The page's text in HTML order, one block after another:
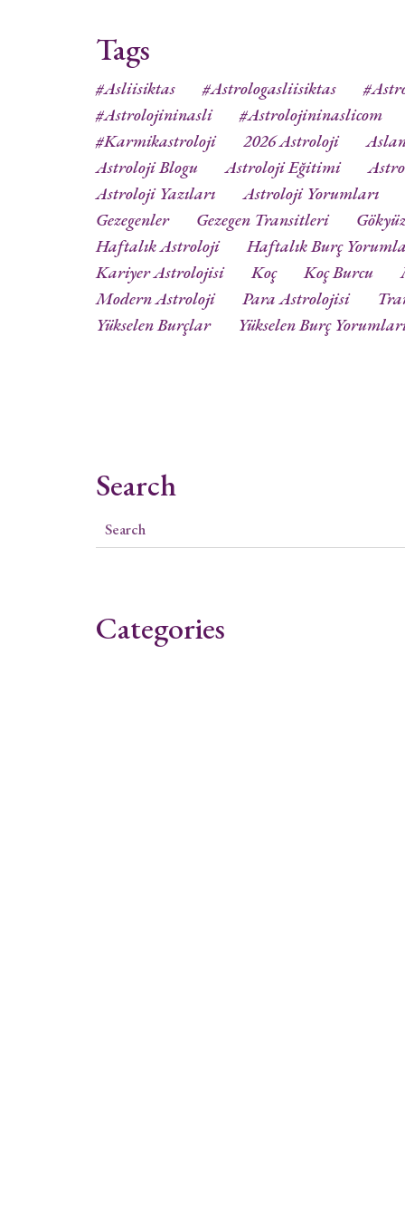
Tags
#asliisiktas #astrologasliisiktas
#astrolojininasli
#astrolojininaslicom
#karmikastroloji
2026 Astroloji
Astroloji Blogu
Astroloji Eğitimi
Astroloji Yazıları
Astroloji Yorumları
Gezegenler
Gezegen Transitleri
Haftalık Astroloji
Haftalık Burç
Kariyer Astrolojisi
Koç Koç Burcu
Modern Astroloji
Para Astrolojisi
Yükselen Burçlar
Yükselen Burç
Search
Categories